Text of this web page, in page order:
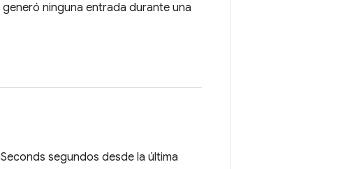
ninguna entrada durante una
segundos desde la última